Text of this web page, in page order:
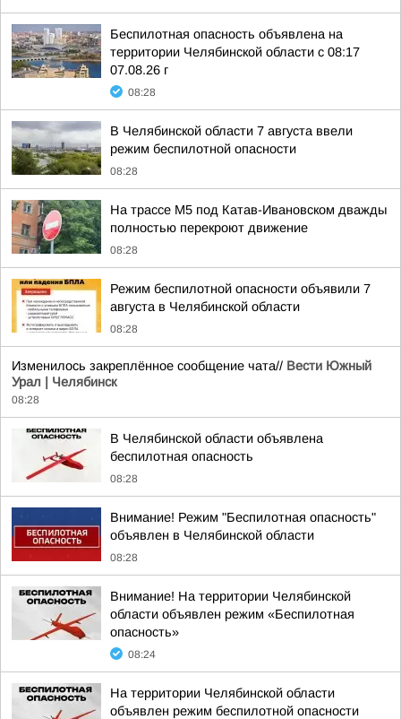
Беспилотная опасность объявлена на
территории Челябинской области с 08:17
07.08.26 г
08:28
В Челябинской области 7 августа ввели
режим беспилотной опасности
08:28
На трассе М5 под Катав-Ивановском дважды
полностью перекроют движение
08:28
Режим беспилотной опасности объявили 7
августа в Челябинской области
08:28
Изменилось закреплённое сообщение чата// Вести Южный
Урал | Челябинск
08:28
В Челябинской области объявлена
беспилотная опасность
08:28
Внимание! Режим "Беспилотная опасность"
объявлен в Челябинской области
08:28
Внимание! На территории Челябинской
области объявлен режим «Беспилотная
опасность»
08:24
На территории Челябинской области
объявлен режим беспилотной опасности